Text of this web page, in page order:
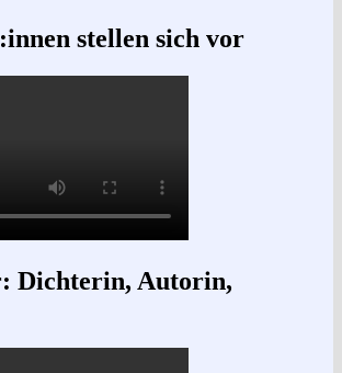
stellen sich vor
Dichterin, Autorin,